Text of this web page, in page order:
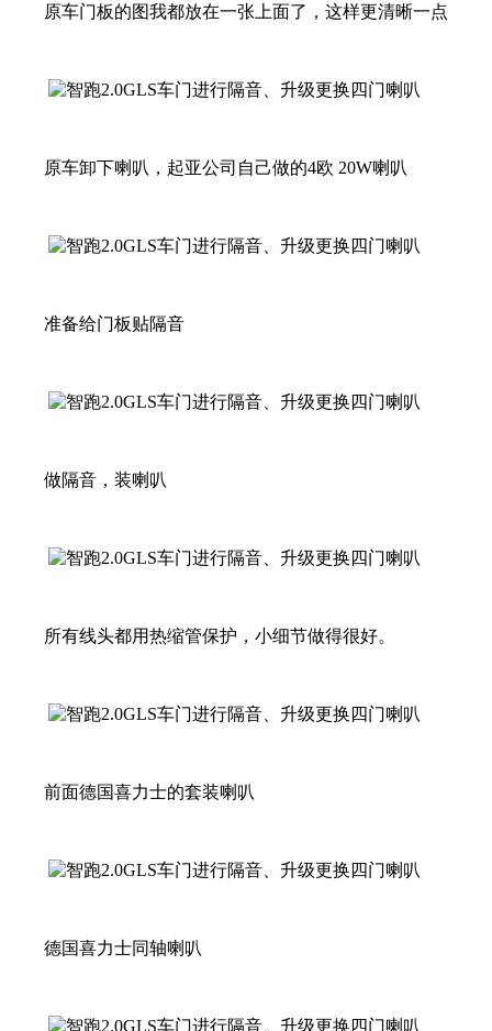
原车门板的图我都放在一张上面了，这样更清晰一点
原车卸下喇叭，起亚公司自己做的4欧 20W喇叭
准备给门板贴隔音
做隔音，装喇叭
所有线头都用热缩管保护，小细节做得很好。
前面德国喜力士的套装喇叭
德国喜力士同轴喇叭